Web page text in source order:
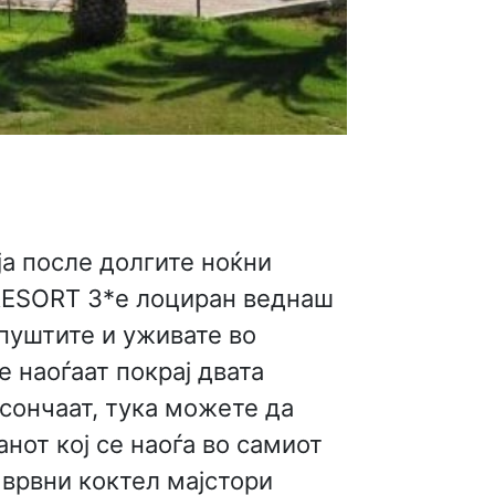
после долгите ноќни
3*е лоциран веднаш
и уживате во
покрај двата
тука можете да
кој се наоѓа во самиот
коктел мајстори